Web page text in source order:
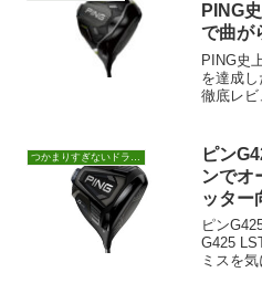
PING
で曲が
PING史
を達成
徹底レビ
ルファ
ピン
ンでオ
ッター
ピン
G425
ミスを